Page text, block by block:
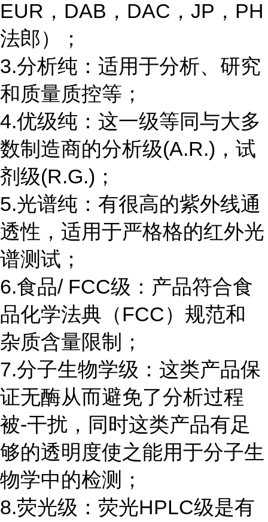
EUR，DAB，DAC，JP，PH
法郎）；
3.分析纯：适用于分析、研究
和质量质控等；
4.优级纯：这一级等同与大多
数制造商的分析级(A.R.)，试
剂级(R.G.)；
5.光谱纯：有很高的紫外线通
透性，适用于严格格的红外光
谱测试；
6.食品/ FCC级：产品符合食
品化学法典（FCC）规范和
杂质含量限制；
7.分子生物学级：这类产品保
证无酶从而避免了分析过程
被-干扰，同时这类产品有足
够的透明度使之能用于分子生
物学中的检测；
8.荧光级：荧光HPLC级是有